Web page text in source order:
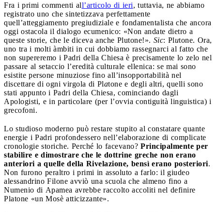
Fra i primi commenti all’articolo di ieri, tuttavia, ne abbiamo
registrato uno che sintetizzava perfettamente
quell’atteggiamento pregiudiziale e fondamentalista che ancora
oggi ostacola il dialogo ecumenico: «Non andate dietro a
queste storie, che le diceva anche Plutone!». Sic: Plutone. Ora,
uno tra i molti àmbiti in cui dobbiamo rassegnarci al fatto che
non supereremo i Padri della Chiesa è precisamente lo zelo nel
passare al setaccio l’eredità culturale ellenica: se mai sono
esistite persone minuziose fino all’insopportabilità nel
discettare di ogni virgola di Platone e degli altri, quelli sono
stati appunto i Padri della Chiesa, cominciando dagli
Apologisti, e in particolare (per l’ovvia contiguità linguistica) i
grecofoni.
Lo studioso moderno può restare stupito al constatare quante
energie i Padri profondessero nell’elaborazione di complicate
cronologie storiche. Perché lo facevano? Principalmente per
stabilire e dimostrare che le dottrine greche non erano
anteriori a quelle della Rivelazione, bensì erano posteriori.
Non furono peraltro i primi in assoluto a farlo: il giudeo
alessandrino Filone avviò una scuola che almeno fino a
Numenio di Apamea avrebbe raccolto accoliti nel definire
Platone «un Mosè atticizzante».